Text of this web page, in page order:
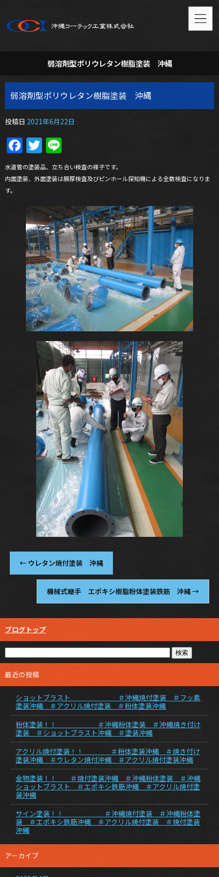
弱溶剤型ポリウレタン樹脂塗装 沖縄
弱溶剤型ポリウレタン樹脂塗装 沖縄
投稿日 2021年6月22日
Facebook
Twitter
水道管の塗装品、立ち合い検査の様子です。
内面塗装、外面塗装は膜厚検査及びピンホール探知機による全数検査になりま
す。
← ウレタン焼付塗装 沖縄
機械式継手 エポキシ樹脂粉体塗装鉄筋 沖縄→
ブログトップ
最近の投稿
ショットブラスト ＃沖縄焼付塗装 ＃フッ素
塗装沖縄 ＃アクリル焼付塗装 ＃粉体塗装沖縄
粉体塗装！！ ＃沖縄粉体塗装 ＃沖縄焼き付け
塗装 ＃ショットブラスト沖縄 ＃塗装沖縄
アクリル焼付塗装！！ ＃粉体塗装沖縄 ＃焼き付け
塗装沖縄 ＃ウレタン焼付沖縄 ＃アクリル焼付塗装沖縄
金物塗装！！ ＃焼付塗装沖縄 ＃沖縄粉体塗装 ＃沖縄
ショットブラスト ＃エポキシ鉄筋沖縄 ＃アクリル焼付塗
装沖縄
サイン塗装！！ ＃沖縄焼付塗装 ＃沖縄粉体塗
装 ＃エポキシ鉄筋沖縄 ＃アクリル焼付塗装 ＃焼付塗装
沖縄
アーカイブ